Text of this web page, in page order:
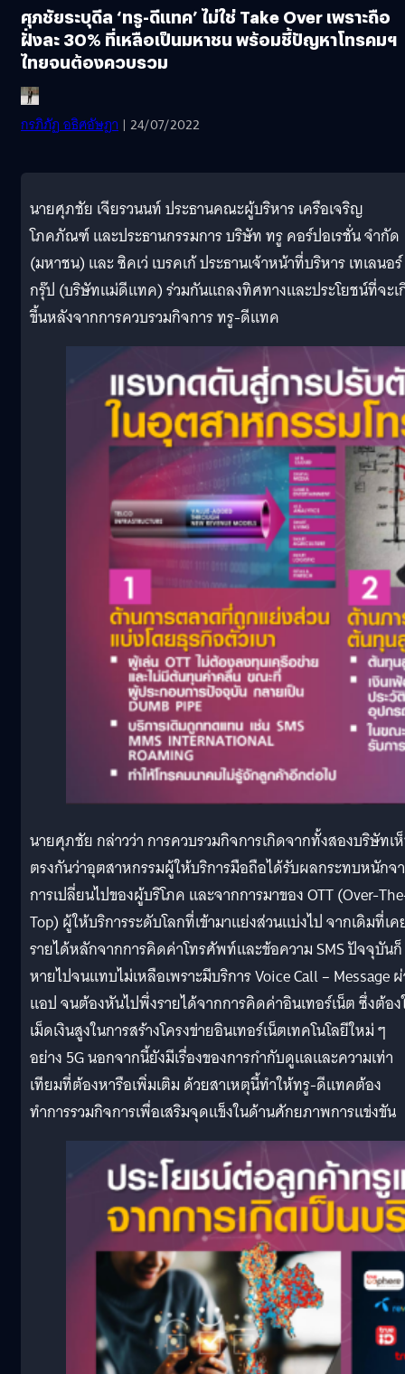
ศุภชัยระบุดีล ‘ทรู-ดีแทค’ ไม่ใช่ Take Over เพราะถือ
ฝั่งละ 30% ที่เหลือเป็นมหาชน พร้อมชี้ปัญหาโทรคมฯ
ไทยจนต้องควบรวม
กรภิภัฏ อธิศอัษฎา | 24/07/2022
นายศุภชัย เจียรวนนท์ ประธานคณะผู้บริหาร เครือเจริญ
โภคภัณฑ์ และประธานกรรมการ บริษัท ทรู คอร์ปอเรชั่น จำกัด
(มหาชน) และ ซิคเว่ เบรคเก้ ประธานเจ้าหน้าที่บริหาร เทเลนอร์
กรุ๊ป (บริษัทแม่ดีแทค) ร่วมกันแถลงทิศทางและประโยชน์ที่จะ
ขึ้นหลังจากการควบรวมกิจการ ทรู-ดีแทค
นายศุภชัย กล่าวว่า การควบรวมกิจการเกิดจากทั้งสองบริษัทเ
ตรงกันว่าอุตสาหกรรมผู้ให้บริการมือถือได้รับผลกระทบหนักจ
การเปลี่ยนไปของผู้บริโภค และจากการมาของ OTT (Over-
Top) ผู้ให้บริการระดับโลกที่เข้ามาแย่งส่วนแบ่งไป จากเดิมที่เ
รายได้หลักจากการคิดค่าโทรศัพท์และข้อความ SMS ปัจจุบันก็
หายไปจนแทบไม่เหลือเพราะมีบริการ Voice Call – Message
แอป จนต้องหันไปพึ่งรายได้จากการคิดค่าอินเทอร์เน็ต ซึ่งต้อง
เม็ดเงินสูงในการสร้างโครงข่ายอินเทอร์เน็ตเทคโนโลยีใหม่ ๆ
อย่าง 5G นอกจากนี้ยังมีเรื่องของการกำกับดูแลและความเท่า
เทียมที่ต้องหารือเพิ่มเติม ด้วยสาเหตุนี้ทำให้ทรู-ดีแทคต้อง
ทำการรวมกิจการเพื่อเสริมจุดแข็งในด้านศักยภาพการแข่งขัน